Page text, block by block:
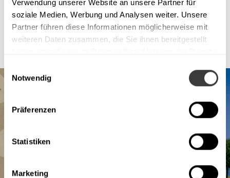
Verwendung unserer Website an unsere Partner für
soziale Medien, Werbung und Analysen weiter. Unsere
Partner führen diese Informationen möglicherweise mit
weiteren Daten zusammen, die Sie ihnen bereitgestellt
Einwilligungsauswahl
Notwendig
Präferenzen
Statistiken
Marketing